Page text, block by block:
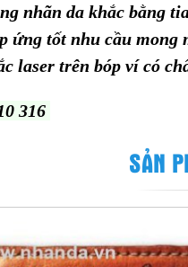
nhãn da khắc bằng
tốt nhu cầu mong
laser trên bóp ví có
316
SẢN